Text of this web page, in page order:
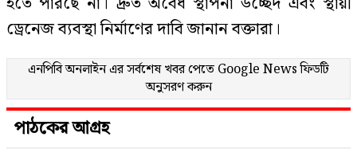
ড্রেনেজ ব্যবস্থা নির্মাণের দাবি জানান বক্তারা।
এনপিবি অনলাইন এর সর্বশেষ খবর পেতে Google Newsফিডটি
অনুসরণ করুন
পাঠকের আগ্রহ